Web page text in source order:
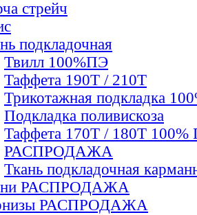
стрейч
подкладочная
Твилл 100%ПЭ
Таффета 190Т / 210Т
Трикотажная подкладка
Подкладка поливискоза
Таффета 170Т / 180Т 100%
РАСПРОДАЖА
Ткань подкладочная
РАСПРОДАЖА
РАСПРОДАЖА